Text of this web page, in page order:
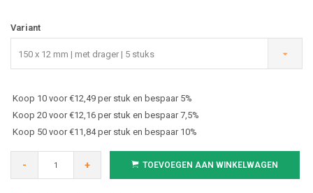
Variant
150 x 12 mm | met drager | 5 stuks
Koop 10 voor €12,49 per stuk en bespaar 5%
Koop 20 voor €12,16 per stuk en bespaar 7,5%
Koop 50 voor €11,84 per stuk en bespaar 10%
- + TOEVOEGEN AAN WINKELWAGEN